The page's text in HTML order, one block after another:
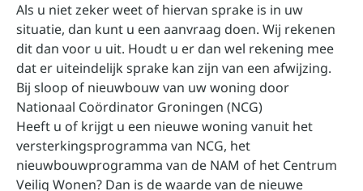
Als u niet zeker weet of hiervan sprake is in uw
situatie, dan kunt u een aanvraag doen. Wij rekenen
dit dan voor u uit. Houdt u er dan wel rekening mee
dat er uiteindelijk sprake kan zijn van een afwijzing.
Bij sloop of nieuwbouw van uw woning door
Nationaal Coördinator Groningen (NCG)
Heeft u of krijgt u een nieuwe woning vanuit het
versterkingsprogramma van NCG, het
nieuwbouwprogramma van de NAM of het Centrum
Veilig Wonen? Dan is de waarde van de nieuwe